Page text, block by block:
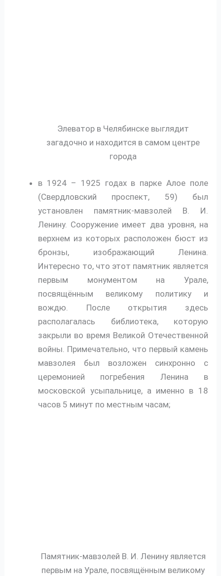
Элеватор в Челябинске выглядит
загадочно и находится в самом центре
города
в 1924 – 1925 годах в парке Алое поле
(Свердловский проспект, 59) был
установлен памятник-мавзолей В. И.
Ленину. Сооружение имеет два уровня, на
верхнем из которых расположен бюст из
бронзы, изображающий Ленина.
Интересно то, что этот памятник является
первым монументом на Урале,
посвящённым великому политику и
вождю. После открытия здесь
располагалась библиотека, которую
закрыли во время Великой Отечественной
войны. Примечательно, что первый камень
мавзолея был возложен синхронно с
церемонией погребения Ленина в
московской усыпальнице, а именно в 18
часов 5 минут по местным часам;
Памятник-мавзолей В. И. Ленину является
первым на Урале, посвящённым великому